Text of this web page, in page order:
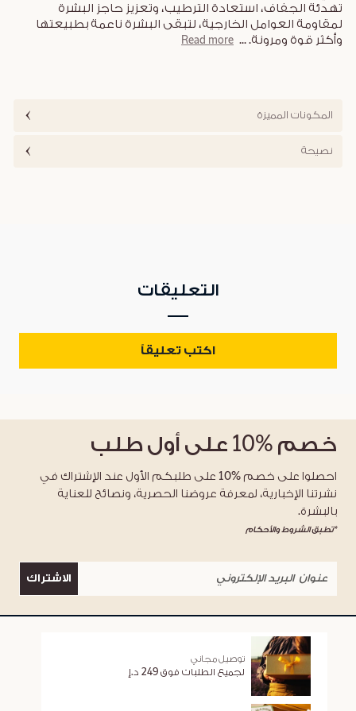
تهدئة الجفاف، استعادة الترطيب، وتعزيز حاجز البشرة
لمقاومة العوامل الخارجية، لتبقى البشرة ناعمة بطبيعتها
وأكثر قوة ومرونة....
Read more
المكونات المميزة
نصيحة
التعليقات
اكتب تعليقاً
خصم %10 على أول طلب
احصلوا على خصم %10 على طلبكم الأول عند الإشتراك في
نشرتنا الإخبارية، لمعرفة عروضنا الحصرية، ونصائح للعناية
بالبشرة.
*تطبق الشروط والأحكام
الاشتراك
توصيل مجاني
لجميع الطلبات فوق 249 د.إ